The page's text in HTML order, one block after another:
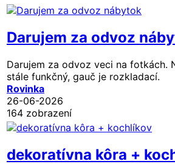
Darujem za odvoz
Darujem za odvoz veci na fotkách.
stále funkčný, gauč je rozkladací.
Rovinka
26-06-2026
164 zobrazení
dekoratívna kôra +